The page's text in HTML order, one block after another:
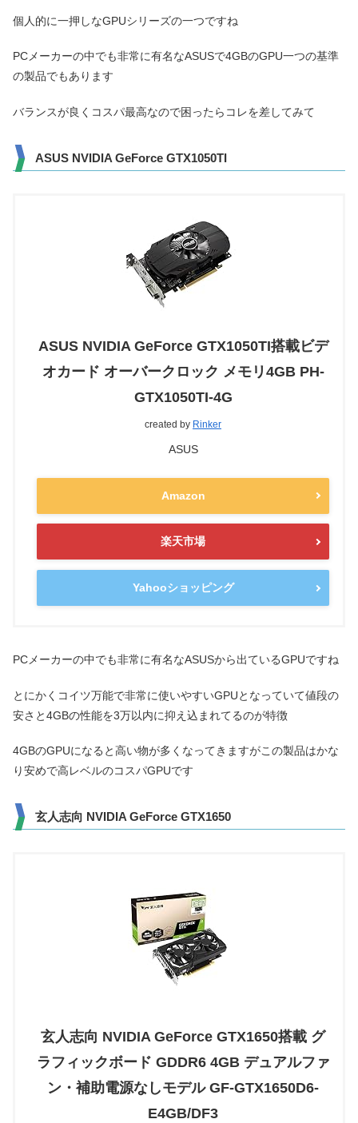
個人的に一押しなGPUシリーズの一つですね
PCメーカーの中でも非常に有名なASUSで4GBのGPU一つの基準
の製品でもあります
バランスが良くコスパ最高なので困ったらコレを差してみて
ASUS NVIDIA GeForce GTX1050TI
ASUS NVIDIA GeForce GTX1050TI搭載ビデ
オカード オーバークロック メモリ4GB PH-
GTX1050TI-4G
created by Rinker
ASUS
Amazon
楽天市場
Yahooショッピング
PCメーカーの中でも非常に有名なASUSから出ているGPUですね
とにかくコイツ万能で非常に使いやすいGPUとなっていて値段の
安さと4GBの性能を3万以内に抑え込まれてるのが特徴
4GBのGPUになると高い物が多くなってきますがこの製品はかな
り安めで高レベルのコスパGPUです
玄人志向 NVIDIA GeForce GTX1650
玄人志向 NVIDIA GeForce GTX1650搭載 グ
ラフィックボード GDDR6 4GB デュアルファ
ン・補助電源なしモデル GF-GTX1650D6-
E4GB/DF3